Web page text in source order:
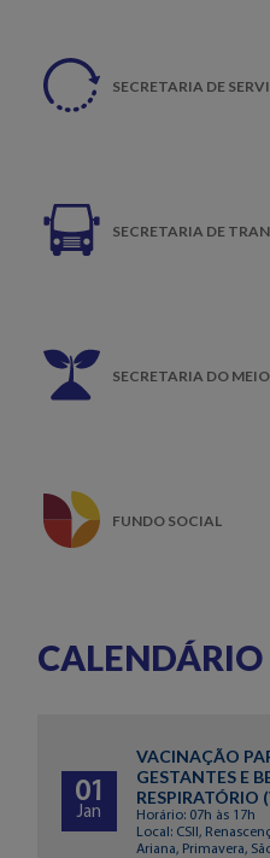
SECRETARIA DE
SECRETARIA DE
SECRETARIA DO
FUNDO SOCIAL
01
Jan
VACINAÇÃO
GESTANTES E
RESPIRATÓRIO
Horário: 07h às 17h
Local: CSII,
Ariana, Primavera,